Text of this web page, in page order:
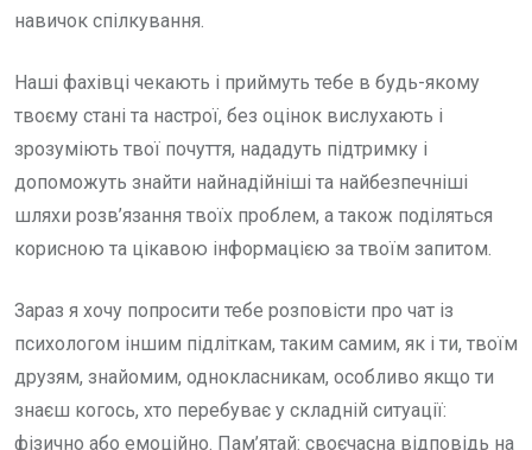
навичок спілкування.
Наші фахівці чекають і приймуть тебе в будь-якому
твоєму стані та настрої, без оцінок вислухають і
зрозуміють твої почуття, нададуть підтримку і
допоможуть знайти найнадійніші та найбезпечніші
шляхи розв’язання твоїх проблем, а також поділяться
корисною та цікавою інформацією за твоїм запитом.
Зараз я хочу попросити тебе розповісти про чат із
психологом іншим підліткам, таким самим, як і ти, твоїм
друзям, знайомим, однокласникам, особливо якщо ти
знаєш когось, хто перебуває у складній ситуації:
фізично або емоційно. Пам’ятай: своєчасна відповідь на